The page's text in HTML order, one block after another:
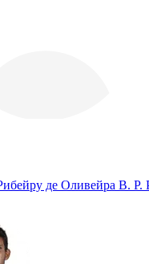
де Оливейра В. Р.